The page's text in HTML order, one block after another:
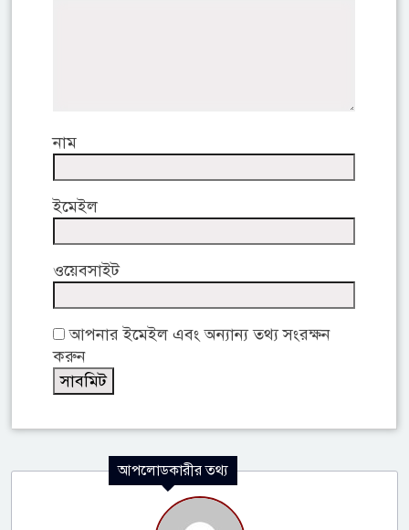
নাম
ইমেইল
ওয়েবসাইট
আপনার ইমেইল এবং অন্যান্য তথ্য সংরক্ষন
করুন
আপলোডকারীর তথ্য